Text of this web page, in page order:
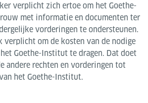
verplicht zich ertoe om het Goethe-
met informatie en documenten ter
vorderingen te ondersteunen.
verplicht om de kosten van de nodige
Goethe-Institut te dragen. Dat doet
andere rechten en vorderingen tot
het Goethe-Institut.